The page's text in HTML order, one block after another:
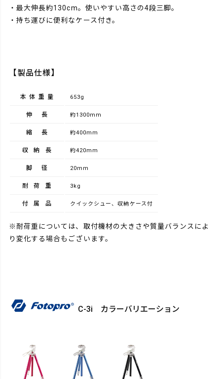
・最大伸長約130cm。使いやすい高さの4段三脚。
・持ち運びに便利なケース付き。
【製品仕様】
本体重量 653g
伸長 約1300mm
縮長 約400mm
収納長 約420mm
脚径 20mm
耐荷重 3kg
付属品 クイックシュー、収納ケース付
※耐荷重については、取付機材の大きさや質量バランスによ
り変化する場合もございます。
C-3i カラーバリエーション